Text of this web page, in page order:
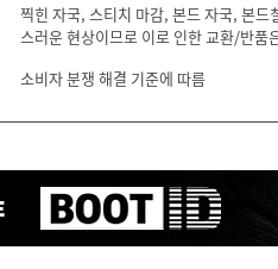
찍힌 자국, 스티치 마감, 본드 자국, 본드
스러운 현상이므로 이로 인한 교환/반품
소비자 분쟁 해결 기준에 따름